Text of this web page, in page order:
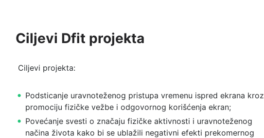
Ciljevi Dfit projekta
Ciljevi projekta:
Podsticanje uravnoteženog pristupa vremenu ispred ekrana kroz
promociju fizičke vežbe i odgovornog korišćenja ekran;
Povećanje svesti o značaju fizičke aktivnosti i uravnoteženog
načina života kako bi se ublažili negativni efekti prekomernog